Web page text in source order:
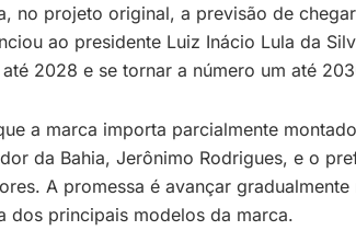
projeto original, a previsão de
ao presidente Luiz Inácio Lula da
2028 e se tornar a número um até
a marca importa parcialmente
da Bahia, Jerônimo Rodrigues, e o
A promessa é avançar
dos principais modelos da marca.